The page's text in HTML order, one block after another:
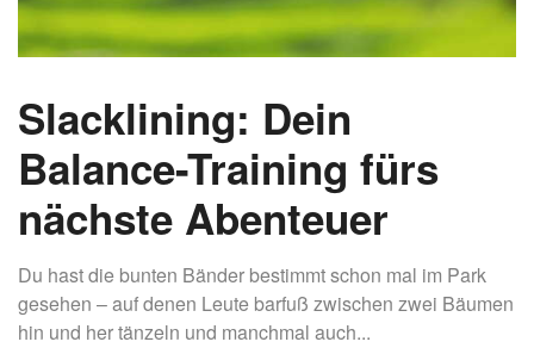
Slacklining: Dein
Balance-Training fürs
nächste Abenteuer
Du hast die bunten Bänder bestimmt schon mal im Park
gesehen – auf denen Leute barfuß zwischen zwei Bäumen
hin und her tänzeln und manchmal auch...